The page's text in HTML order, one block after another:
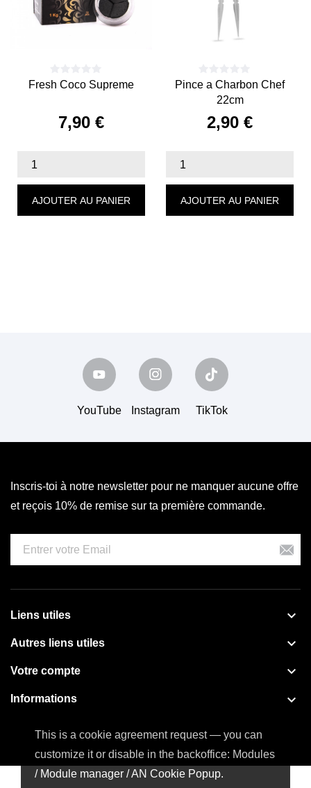
This is a cookie agreement request — you can
customize it or disable in the backoffice: Modules
/ Module manager / AN Cookie Popup.
Fresh Coco Supreme
7,90 €
AJOUTER AU PANIER
Pince a Charbon Chef
22cm
2,90 €
AJOUTER AU PANIER
YouTube Instagram TikTok
Inscris-toi à notre newsletter pour ne manquer aucune offre
et reçois 10% de remise sur ta première commande.
Liens utiles 
Autres liens utiles 
Votre compte 
Informations 